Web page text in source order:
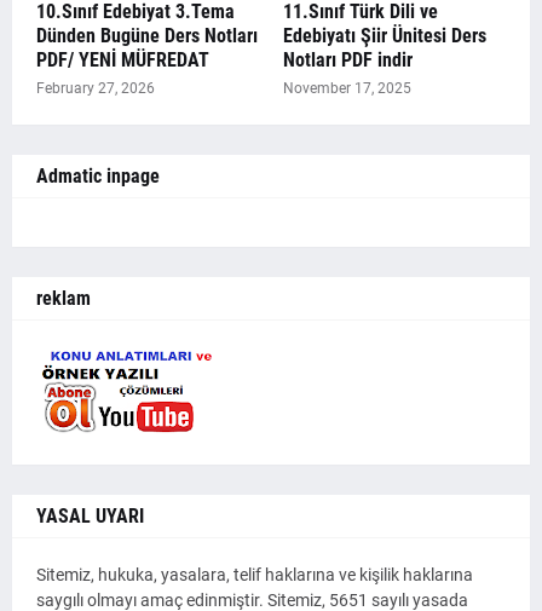
10.Sınıf Edebiyat 3.Tema
Dünden Bugüne Ders Notları
PDF/ YENİ MÜFREDAT
February 27, 2026
11.Sınıf Türk Dili ve
Edebiyatı Şiir Ünitesi Ders
Notları PDF indir
November 17, 2025
Admatic inpage
reklam
YASAL UYARI
Sitemiz, hukuka, yasalara, telif haklarına ve kişilik haklarına
saygılı olmayı amaç edinmiştir. Sitemiz, 5651 sayılı yasada